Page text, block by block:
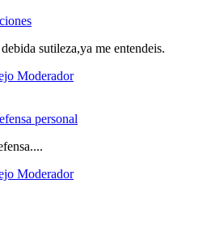
sutileza,ya me entendeis.
Moderador
personal
Moderador